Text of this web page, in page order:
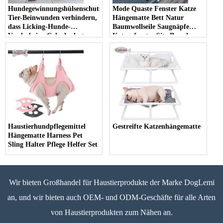
Hundegewinnungshülsenschutz-
Tier-Beinwunden verhindern,
dass Licking-Hunde-
Vorderbeine Gelenkschutz-
Brace-Hülse verhindern
Mode Quaste Fenster Katze
Hängematte Bett Natur
Baumwollseile Saugnäpfe
Katzenfenster Sitz Barsch
Haustierhundpflegemittel
Hängematte Harness Pet
Sling Halter Pflege Helfer Set
Gestreifte Katzenhängematte
Wir bieten Großhandel für Haustierprodukte der Marke DogLemi
an, und wir bieten auch OEM- und ODM-Geschäfte für alle Arten
von Haustierprodukten zum Nähen an.